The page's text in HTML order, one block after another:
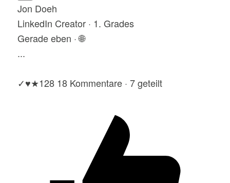
Jon Doeh
LinkedIn Creator · 1. Grades
Gerade eben · 🌐
...
✓♥★128 18 Kommentare · 7 geteilt